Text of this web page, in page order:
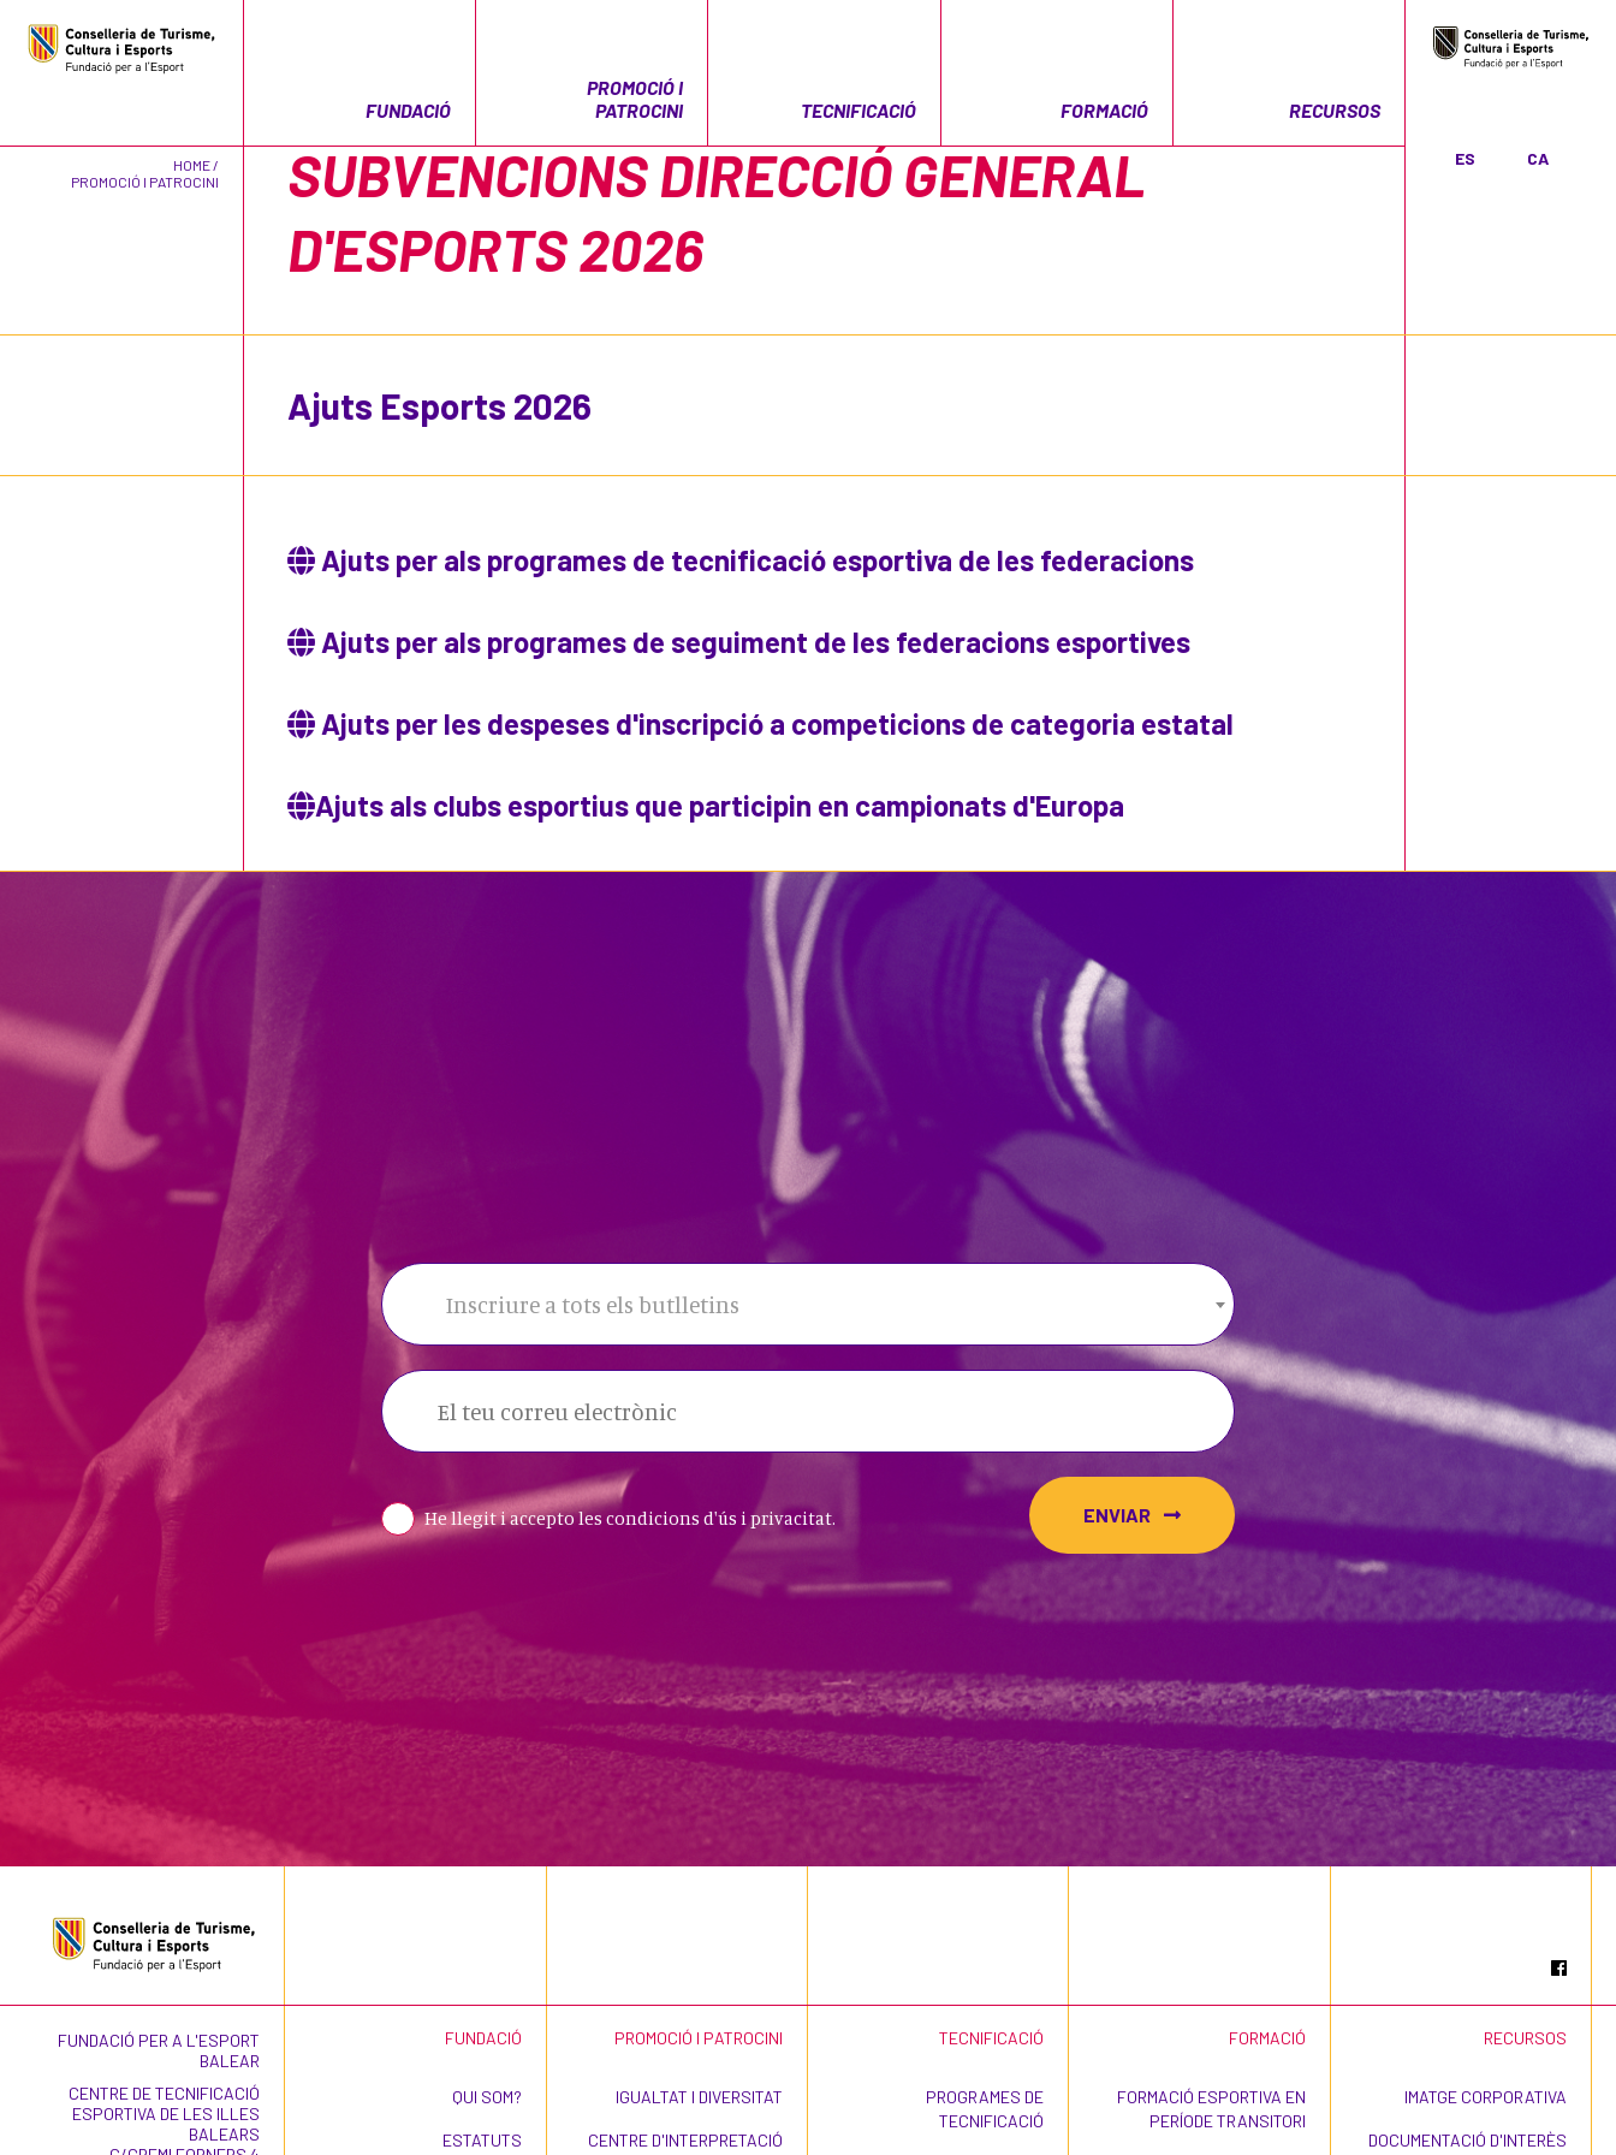
FUNDACIÓ
PROMOCIÓ I
PATROCINI
TECNIFICACIÓ FORMACIÓ RECURSOS
ES CA
HOME /
PROMOCIÓ I PATROCINI
SUBVENCIONS DIRECCIÓ GENERAL
D'ESPORTS 2026
Ajuts Esports 2026
Ajuts per als programes de tecnificació esportiva de les federacions
Ajuts per als programes de seguiment de les federacions esportives
Ajuts per les despeses d'inscripció a competicions de categoria estatal
​​​​​​​Ajuts als clubs esportius que participin en campionats d'Europa
Inscriure a tots els butlletins
He llegit i accepto les condicions d'ús i privacitat. ENVIAR
FUNDACIÓ PER A L'ESPORT
BALEAR
CENTRE DE TECNIFICACIÓ
ESPORTIVA DE LES ILLES
BALEARS
FUNDACIÓ
QUI SOM?
ESTATUTS
PROMOCIÓ I PATROCINI
IGUALTAT I DIVERSITAT
CENTRE D'INTERPRETACIÓ
TECNIFICACIÓ
PROGRAMES DE
TECNIFICACIÓ
FORMACIÓ
FORMACIÓ ESPORTIVA EN
PERÍODE TRANSITORI
RECURSOS
IMATGE CORPORATIVA
DOCUMENTACIÓ D'INTERÈS